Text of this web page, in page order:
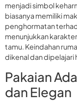
menjadi simbol
biasanya memiliki
penghormatan
menunjukkan
tamu. Keindahan
dikenal dan dipelajari
Pakaian
dan Elegan